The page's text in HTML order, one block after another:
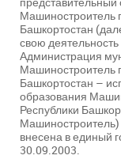
Машиностроитель
Башкортостан
свою
Администрация
Машиностроитель
Башкортостан –
образования
Республики
Машиностроитель)
внесена в единый
30.09.2003.